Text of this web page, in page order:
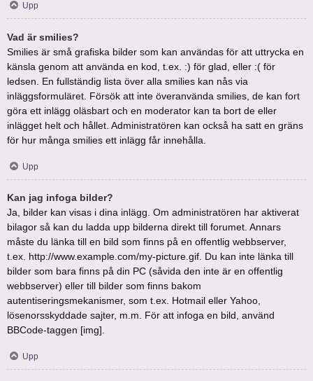
Upp
Vad är smilies?
Smilies är små grafiska bilder som kan användas för att uttrycka en
känsla genom att använda en kod, t.ex. :) för glad, eller :( för
ledsen. En fullständig lista över alla smilies kan nås via
inläggsformuläret. Försök att inte överanvända smilies, de kan fort
göra ett inlägg oläsbart och en moderator kan ta bort de eller
inlägget helt och hållet. Administratören kan också ha satt en gräns
för hur många smilies ett inlägg får innehålla.
Upp
Kan jag infoga bilder?
Ja, bilder kan visas i dina inlägg. Om administratören har aktiverat
bilagor så kan du ladda upp bilderna direkt till forumet. Annars
måste du länka till en bild som finns på en offentlig webbserver,
t.ex. http://www.example.com/my-picture.gif. Du kan inte länka till
bilder som bara finns på din PC (såvida den inte är en offentlig
webbserver) eller till bilder som finns bakom
autentiseringsmekanismer, som t.ex. Hotmail eller Yahoo,
lösenorsskyddade sajter, m.m. För att infoga en bild, använd
BBCode-taggen [img].
Upp